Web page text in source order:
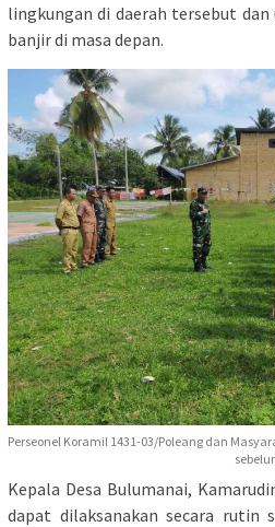
lingkungan di daerah tersebut
banjir di masa depan.
Perseonel Koramil 1431-03/Poleang dan
Kepala Desa Bulumanai,
dapat dilaksanakan secara rutin